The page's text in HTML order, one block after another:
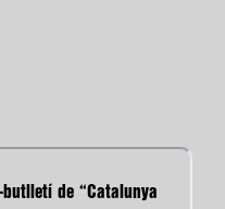
de “Catalunya